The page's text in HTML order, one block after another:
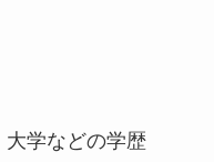
大学などの学歴